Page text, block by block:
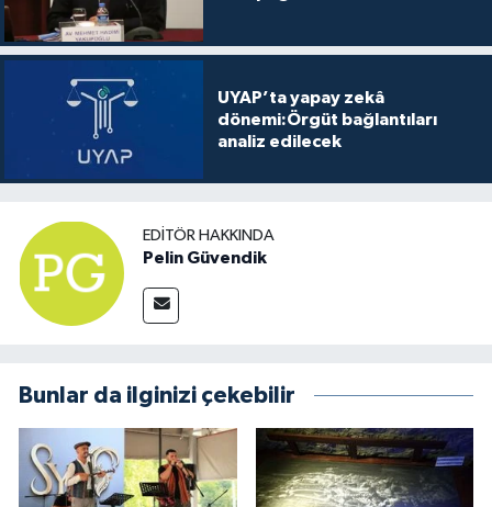
UYAP’ta yapay zekâ
dönemi:Örgüt bağlantıları
analiz edilecek
EDITÖR HAKKINDA
Pelin Güvendik
Bunlar da ilginizi çekebilir